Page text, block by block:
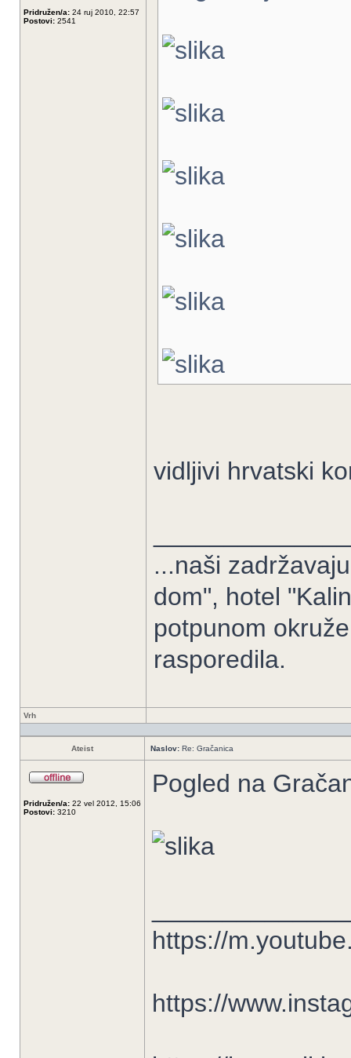
Pridružen/a: 24 ruj 2010, 22:57
Postovi: 2541
vidljivi hrvatski
...naši
dom", hotel
potpunom
rasporedila.
Vrh
Ateist Naslov: Re: Gračanica
Pridružen/a: 22 vel 2012, 15:06
Postovi: 3210
Pogled na
https://
https://